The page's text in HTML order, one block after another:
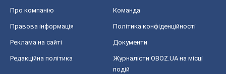
Про компанію Команда
Правова інформація Політика конфіденційності
Реклама на сайті Документи
Редакційна політика
Журналісти OBOZ.UA на місці
подій